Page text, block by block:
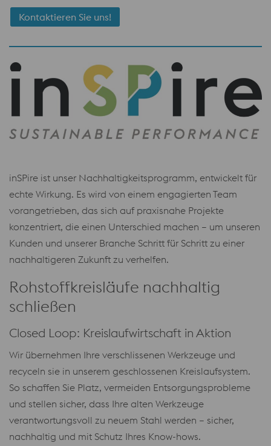
Kontaktieren Sie uns!
inSPire ist unser Nachhaltigkeitsprogramm, entwickelt für
echte Wirkung. Es wird von einem engagierten Team
vorangetrieben, das sich auf praxisnahe Projekte
konzentriert, die einen Unterschied machen – um unseren
Kunden und unserer Branche Schritt für Schritt zu einer
nachhaltigeren Zukunft zu verhelfen.
Rohstoffkreisläufe nachhaltig
schließen
Closed Loop: Kreislaufwirtschaft in Aktion
Wir übernehmen Ihre verschlissenen Werkzeuge und
recyceln sie in unserem geschlossenen Kreislaufsystem.
So schaffen Sie Platz, vermeiden Entsorgungsprobleme
und stellen sicher, dass Ihre alten Werkzeuge
verantwortungsvoll zu neuem Stahl werden – sicher,
nachhaltig und mit Schutz Ihres Know-hows.